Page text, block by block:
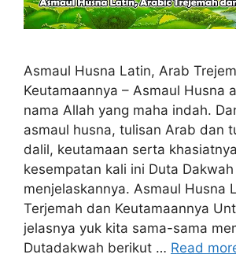
Asmaul Husna Latin, Arab
Keutamaannya – Asmaul Husna
nama Allah yang maha indah.
asmaul husna, tulisan Arab dan
dalil, keutamaan serta
kesempatan kali ini Duta
menjelaskannya. Asmaul Husna
Terjemah dan Keutamaannya
jelasnya yuk kita sama-sama
Dutadakwah berikut … Read